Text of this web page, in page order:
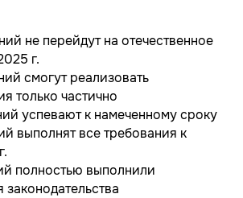
не перейдут на отечественное
г.
смогут реализовать
только частично
успевают к намеченному сроку
выполнят все требования к
полностью выполнили
законодательства